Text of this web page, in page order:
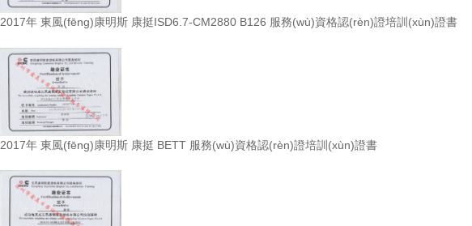
2017年 東風(fēng)康明斯 康挺ISD6.7-CM2880 B126 服務(wù)資格認(rèn)證培訓(xùn)證書
2017年 東風(fēng)康明斯 康挺 BETT 服務(wù)資格認(rèn)證培訓(xùn)證書